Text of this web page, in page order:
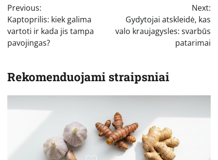
tarp
įrašų
Previous:
Kaptoprilis: kiek galima
vartoti ir kada jis tampa
pavojingas?
Next:
Gydytojai atskleidė, kas
valo kraujagysles: svarbūs
patarimai
Rekomenduojami straipsniai